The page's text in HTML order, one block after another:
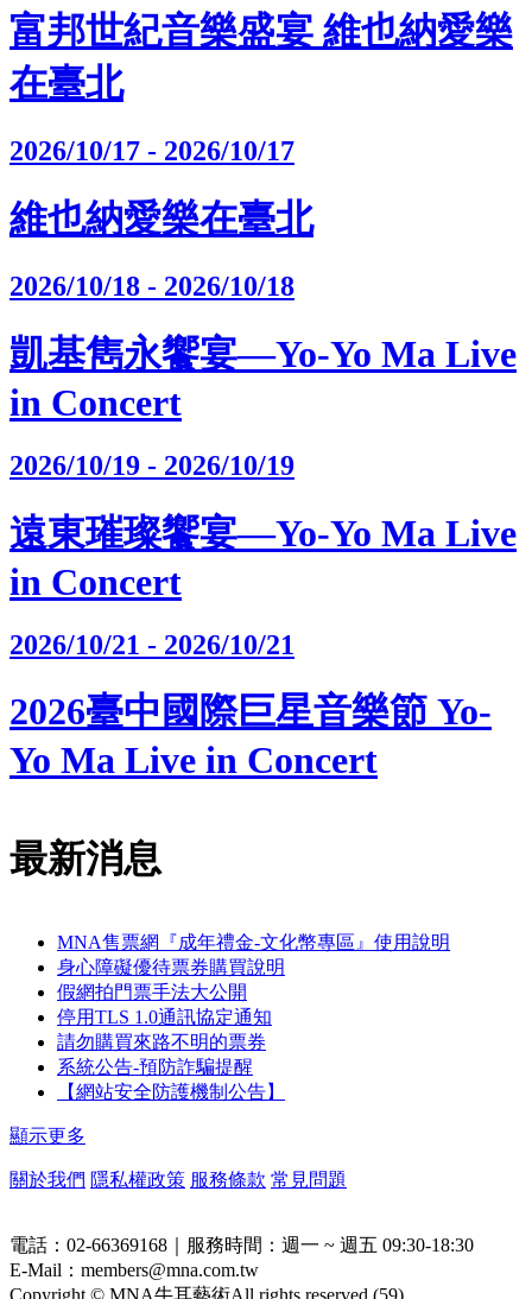
富邦世紀音樂盛宴 維也納愛樂
在臺北
2026/10/17 - 2026/10/17
維也納愛樂在臺北
2026/10/18 - 2026/10/18
凱基雋永饗宴—Yo-Yo Ma Live
in Concert
2026/10/19 - 2026/10/19
遠東璀璨饗宴—Yo-Yo Ma Live
in Concert
2026/10/21 - 2026/10/21
2026臺中國際巨星音樂節 Yo-
Yo Ma Live in Concert
最新消息
MNA售票網『成年禮金-文化幣專區』使用說明
身心障礙優待票券購買說明
假網拍門票手法大公開
停用TLS 1.0通訊協定通知
請勿購買來路不明的票券
系統公告-預防詐騙提醒
【網站安全防護機制公告】
顯示更多
關於我們 隱私權政策 服務條款 常見問題
電話：02-66369168｜服務時間：週一 ~ 週五 09:30-18:30
E-Mail：members@mna.com.tw
Copyright © MNA牛耳藝術All rights reserved (59)